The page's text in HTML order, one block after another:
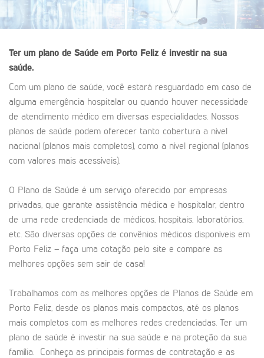
Ter um plano de Saúde em Porto Feliz é investir na sua
saúde.
Com um plano de saúde, você estará resguardado em caso de
alguma emergência hospitalar ou quando houver necessidade
de atendimento médico em diversas especialidades. Nossos
planos de saúde podem oferecer tanto cobertura a nível
nacional (planos mais completos), como a nível regional (planos
com valores mais acessíveis).
O Plano de Saúde é um serviço oferecido por empresas
privadas, que garante assistência médica e hospitalar, dentro
de uma rede credenciada de médicos, hospitais, laboratórios,
etc. São diversas opções de convênios médicos disponíveis em
Porto Feliz – faça uma cotação pelo site e compare as
melhores opções sem sair de casa!
Trabalhamos com as melhores opções de Planos de Saúde em
Porto Feliz, desde os planos mais compactos, até os planos
mais completos com as melhores redes credenciadas. Ter um
plano de saúde é investir na sua saúde e na proteção da sua
família. Conheça as principais formas de contratação e as